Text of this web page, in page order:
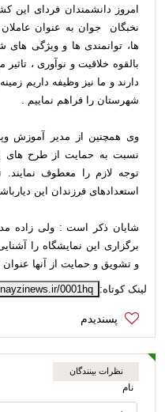
امروز دانشمندان فردای این
نخبگان جوان به عنوان عاملان
ها، توانمندی ها و ویژگی های
بالقوه خلاقیت و نوآوری ،
دارند و ما نیز وظیفه داریم
شهرستان را فراهم نماییم .
وی همچنین از مدیر آموزش
نسبت به حمایت از طرح های
توجه لازم را معطوف
استعدادهای فرزندان این
شایان ذکر است : ولی زاده
برگزاری این نمایشگاه را
و تشویق و حمایت از آنها عنوان
لینک کوتاه: 0001hq
نظرات بینندگان
نام